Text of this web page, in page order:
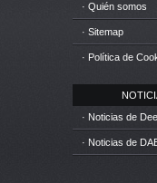
· Quién somos
· Sitemap
· Política de
· Noticias de
· Noticias de